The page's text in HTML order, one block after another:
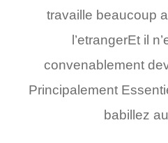
travaille beaucoup
l’etrangerEt il
convenablement
Principalement
babillez